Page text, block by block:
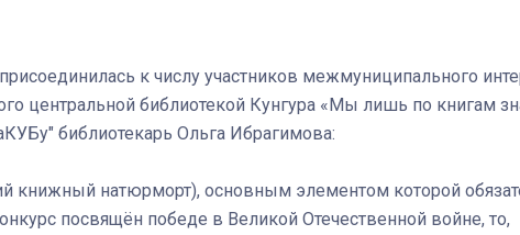
к числу участников межмуниципального
центральной библиотекой Кунгура «Мы лишь по книгам
библиотекарь Ольга Ибрагимова:
книжный натюрморт), основным элементом которой
посвящён победе в Великой Отечественной войне, то,
4 октября